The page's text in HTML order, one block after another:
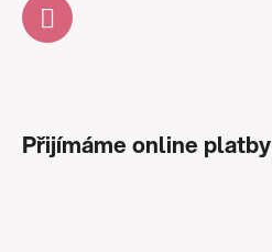
Přijímáme online platby